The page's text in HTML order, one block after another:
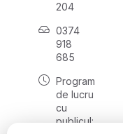
204
0374
918
685
Program
de lucru
cu
publicul: